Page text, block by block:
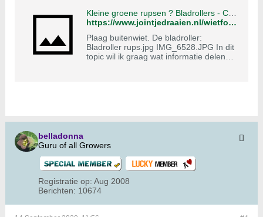
https://www.jointjedraaien.nl/wietforum/forum/wiet-kweken-algemeen/cannabis-helpdesk/beestjes/1407198-kleine-groene-rupsen-%C2%96-bladrollers
Plaag buitenwiet. De bladroller:
Bladroller rups.jpg IMG_6528.JPG In dit
topic wil ik graag wat informatie delen
belladonna
Guru of all Growers
Registratie op: Aug 2008
Berichten: 10674